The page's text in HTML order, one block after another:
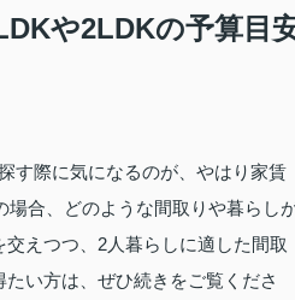
や2LDKの予算目
す際に気になるのが、やはり家賃
場合、どのような間取りや暮らし
えつつ、2人暮らしに適した間取
い方は、ぜひ続きをご覧くださ